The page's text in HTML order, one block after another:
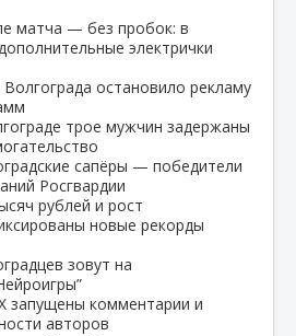
матча — без пробок: в
электрички
остановило рекламу
трое мужчин задержаны
сапёры — победители
Росгвардии
рублей и рост
новые рекорды
зовут на
запущены комментарии и
авторов